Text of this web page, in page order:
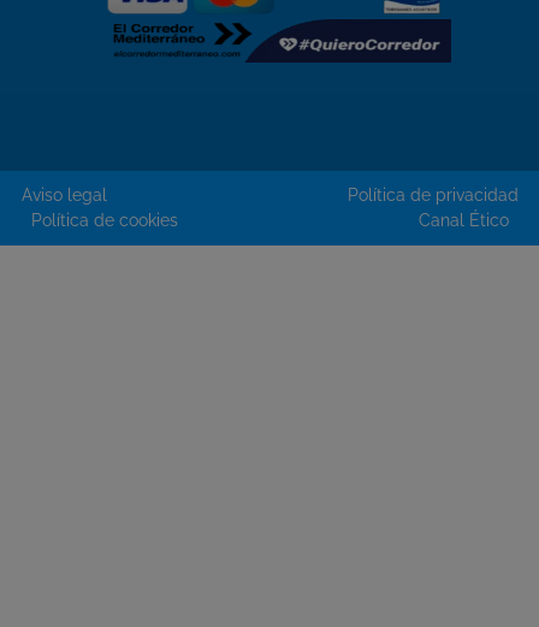
Aviso legal
Política de privacidad
Política de cookies
Canal Ético